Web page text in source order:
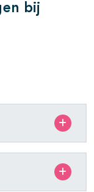
bij